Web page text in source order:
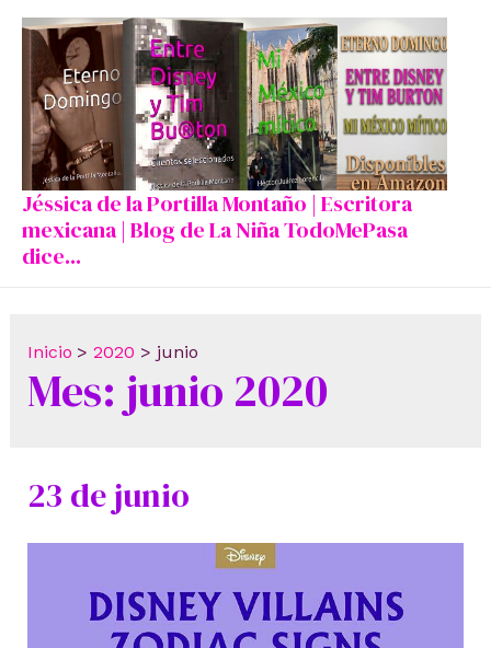
contenido
Jéssica de la Portilla Montaño | Escritora
mexicana | Blog de La Niña TodoMePasa
dice...
Inicio 2020 junio
Mes: junio 2020
23 de junio